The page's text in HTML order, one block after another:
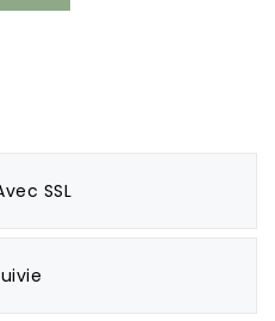
SSL